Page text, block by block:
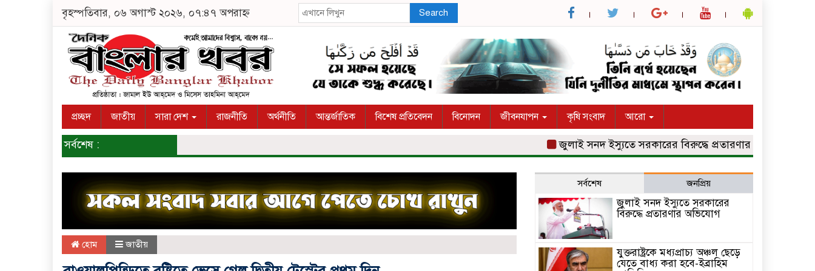
বৃহস্পতিবার, ০৬ অগাস্ট ২০২৬, ০৭:৪৭ অপরাহ্ন Search
প্রচ্ছদ জাতীয় সারা দেশ রাজনীতি অর্থনীতি আন্তর্জাতিক বিশেষ প্রতিবেদন বিনোদন জীবনযাপন কৃষি সংবাদ আরো
সর্বশেষ : জুলাই সনদ ইস্যুতে সরকারের বিরুদ্ধে প্রতারণার অভিযোগ
হোম জাতীয়
সর্বশেষ জনপ্রিয়
জুলাই সনদ ইস্যুতে সরকারের
বিরুদ্ধে প্রতারণার অভিযোগ
যুক্তরাষ্ট্রকে মধ্যপ্রাচ্য অঞ্চল ছেড়ে
যেতে বাধ্য করা হবে-ইব্রাহিম